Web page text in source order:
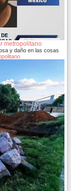
metropolitano
y daño en las cosas